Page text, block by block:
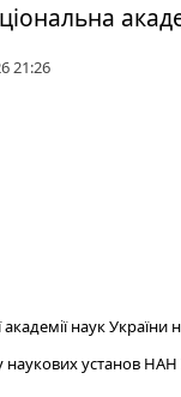
21:26
наук України
установ НАН